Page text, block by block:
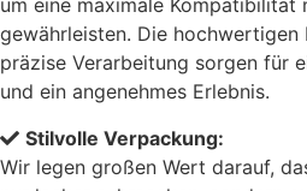
um eine maximale Kompatibilität
gewährleisten. Die hochwertigen
präzise Verarbeitung sorgen für
und ein angenehmes Erlebnis.
Stilvolle Verpackung:
Wir legen großen Wert darauf,